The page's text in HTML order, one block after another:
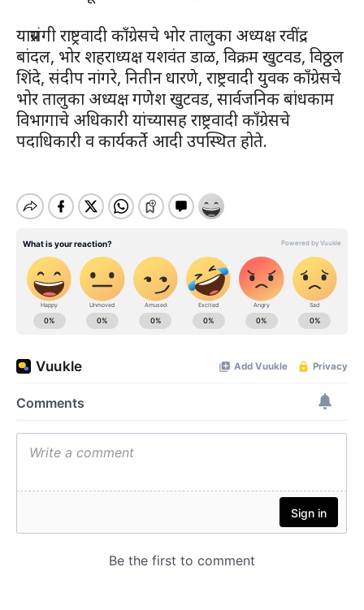
याप्रसंगी राष्ट्रवादी काँग्रेसचे भोर तालुका अध्यक्ष रवींद्र
बांदल, भोर शहराध्यक्ष यशवंत डाळ, विक्रम खुटवड, विठ्ठल
शिंदे, संदीप नांगरे, नितीन धारणे, राष्ट्रवादी युवक काँग्रेसचे
भोर तालुका अध्यक्ष गणेश खुटवड, सार्वजनिक बांधकाम
विभागाचे अधिकारी यांच्यासह राष्ट्रवादी काँग्रेसचे
पदाधिकारी व कार्यकर्ते आदी उपस्थित होते.